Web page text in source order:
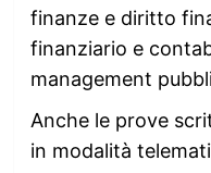
finanze e diritto
finanziario e
management
Anche le prove
in modalità